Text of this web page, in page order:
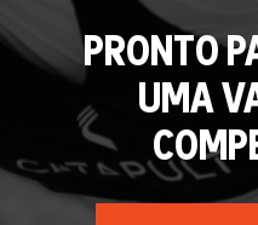
PRONTO
UMA